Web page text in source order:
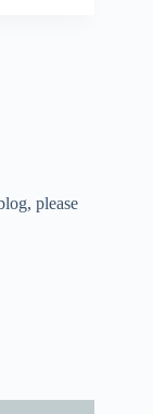
please